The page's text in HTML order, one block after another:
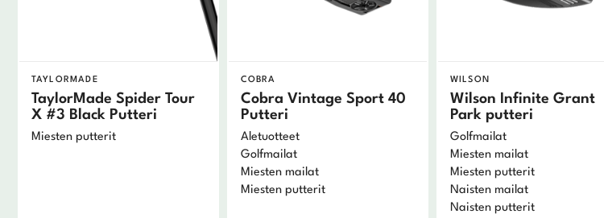
TAYLORMADE
TaylorMade Spider Tour
X #3 Black Putteri
Miesten putterit
COBRA
Cobra Vintage Sport 40
Putteri
Aletuotteet
Golfmailat
Miesten mailat
Miesten putterit
WILSON
Wilson Infinite Grant
Park putteri
Golfmailat
Miesten mailat
Miesten putterit
Naisten mailat
Naisten putterit